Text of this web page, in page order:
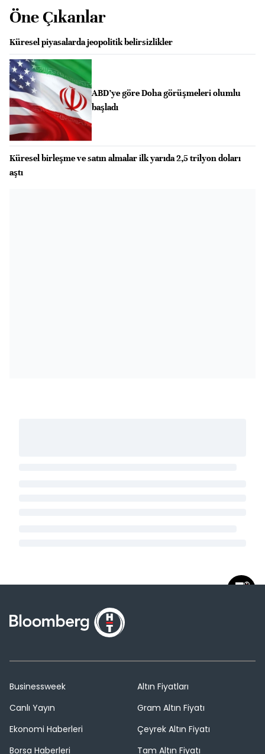
Öne Çıkanlar
Küresel piyasalarda jeopolitik belirsizlikler
ABD’ye göre Doha görüşmeleri olumlu
başladı
Küresel birleşme ve satın almalar ilk yarıda 2,5 trilyon doları
aştı
Businessweek
Canlı Yayın
Ekonomi Haberleri
Borsa Haberleri
Altın Fiyatları
Gram Altın Fiyatı
Çeyrek Altın Fiyatı
Tam Altın Fiyatı